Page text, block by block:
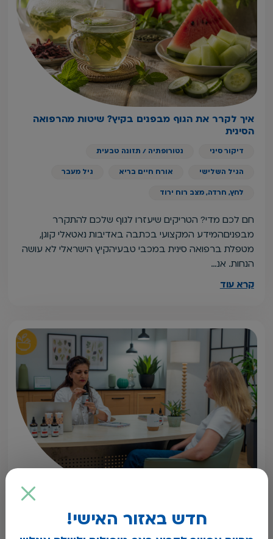
איך לקרר את הגוף מבפנים בקיץ? שיטות מהרפואה
הסינית
דיקור סיני נטורופתיה / תזונה טבעית
הגיל השלישי אורח חיים בריא גיל מעבר
לחץ, חרדה, מצב רוח ירוד
חם לכם מדי? הטריקים שיעזרו לגוף שלכם להתקרר
מבפניםהמידע המקצועי בכתבה באדיבות נאטאלי קוגן,
מטפלת ברפואה סינית במכבי טבעיהקיץ הישראלי לא עושה
הנחות. אנ…
קרא עוד
הטריק התזונתי הפשוט שהופך את הקטניות למולטי
ויטמין מהטבעחדש באזור האישי!